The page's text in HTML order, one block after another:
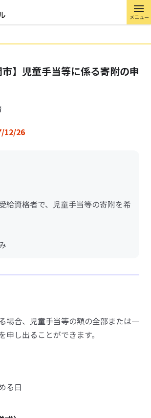
メニュー
市】児童手当等に係る寄附の申
12/26
給資格者で、児童手当等の寄附を希
場合、児童手当等の額の全部または一
申し出ることができます。
る日